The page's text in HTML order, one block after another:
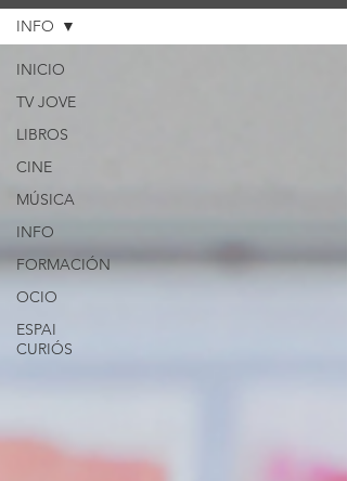
INICIO
TV JOVE
LIBROS
CINE
MÚSICA
INFO
FORMACIÓN
OCIO
ESPAI
CURIÓS
INFO